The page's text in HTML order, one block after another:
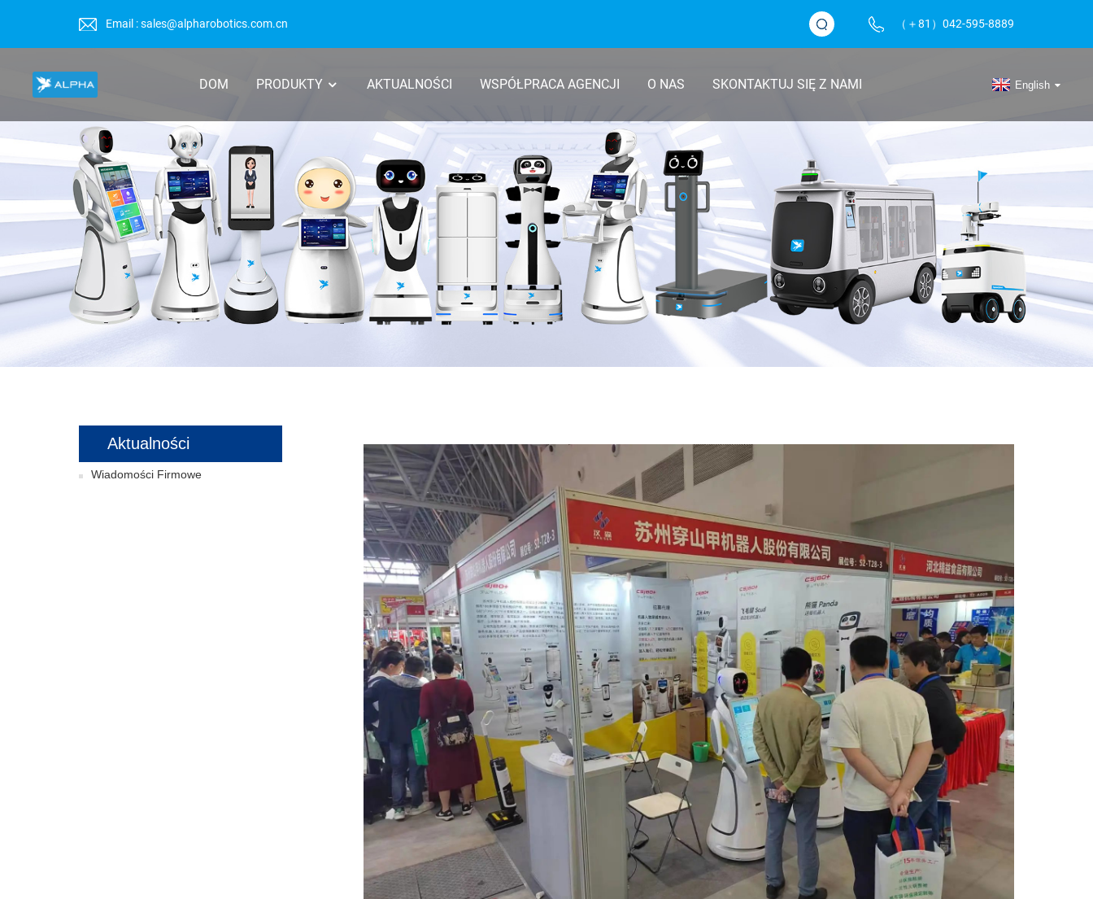
Email : sales@alpharobotics.com.cn （＋81）042-595-8889
DOM PRODUKTY AKTUALNOŚCI WSPÓŁPRACA AGENCJI O NAS SKONTAKTUJ SIĘ Z NAMI English
Aktualności
Wiadomości Firmowe